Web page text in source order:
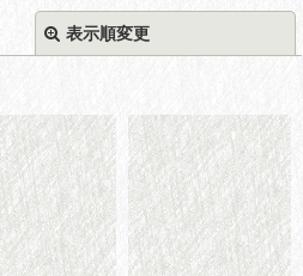
表示順変更
絞り込む